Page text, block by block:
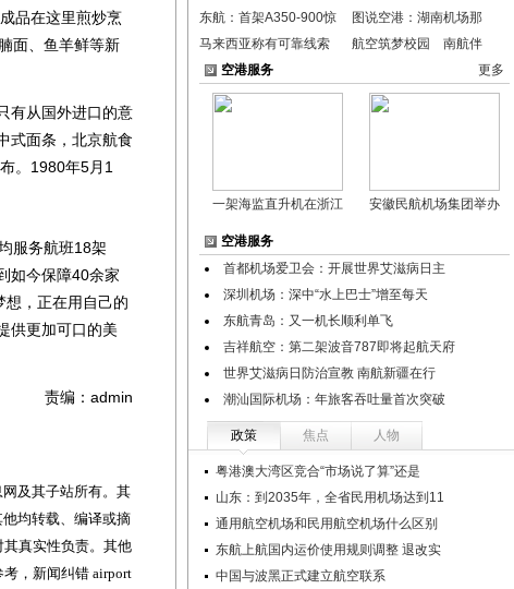
品在这里煎炒烹
面、鱼羊鲜等新
有从国外进口的意
式面条，北京航食
。1980年5月1
服务航班18架
如今保障40余家
想，正在用自己的
供更加可口的美
责编：admin
及其子站所有。其
均转载、编译或摘
真实性负责。其他
，新闻纠错 airport
东航：首架A350-900惊
图说空港：湖南机场那
马来西亚称有可靠线索
航空筑梦校园 南航伴
空港服务
更多
一架海监直升机在浙江 安徽民航机场集团举办
空港服务
首都机场爱卫会：开展世界艾滋病日主
深圳机场：深中“水上巴士”增至每天
东航青岛：又一机长顺利单飞
吉祥航空：第二架波音787即将起航天府
世界艾滋病日防治宣教 南航新疆在行
潮汕国际机场：年旅客吞吐量首次突破
政策 焦点 人物
粤港澳大湾区竞合“市场说了算”还是
山东：到2035年，全省民用机场达到11
通用航空机场和民用航空机场什么区别
东航上航国内运价使用规则调整 退改实
中国与波黑正式建立航空联系